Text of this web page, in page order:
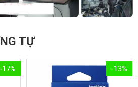
TỰ
-17% -13%